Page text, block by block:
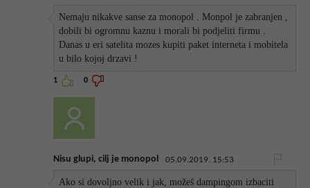
Nemaju nikakve sanse za monopol . Monpol je zabranjen ,
dobili bi ogromnu kaznu i morali bi podjeliti firmu .
Danas u eri satelita mozes kupiti paket interneta i mobitela
u bilo kojoj drzavi !
1 0
Nisu glupi, cilj je monopol 05.09.2019. 15:53
Ako si dovoljno velik i jak, možeš dampingom izbaciti